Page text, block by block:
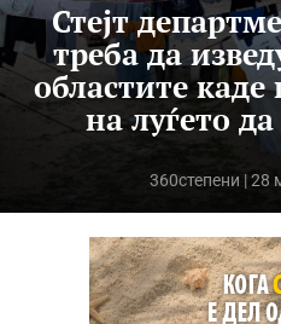
Стејт
треба да
областите
на луѓето
360степени | 28